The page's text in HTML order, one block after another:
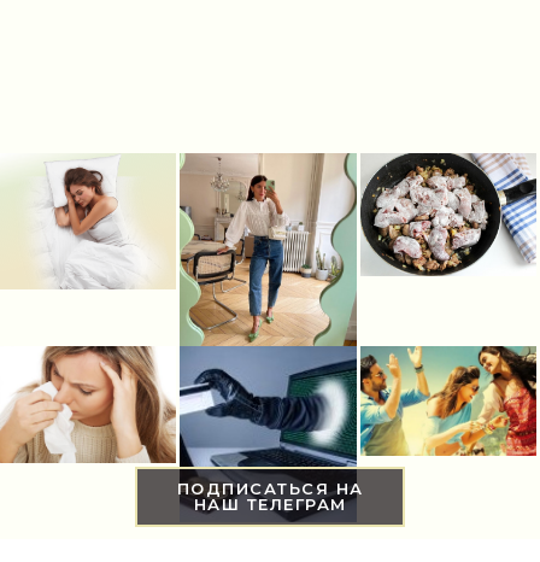
ПОДПИСАТЬСЯ НА
НАШ ТЕЛЕГРАМ